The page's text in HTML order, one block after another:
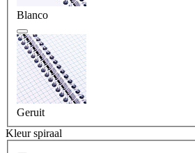
Blanco
Geruit
Kleur spiraal